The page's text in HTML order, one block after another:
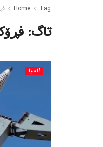
Home Tag
تاگ:
ئاسیا